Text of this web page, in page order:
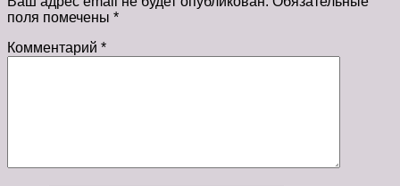
поля помечены *
Комментарий *